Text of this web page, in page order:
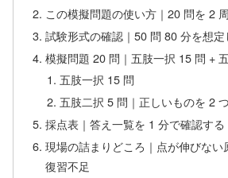
この模擬問題の使い方｜20 問を 2
試験形式の確認｜50 問 80 分を想定
模擬問題 20 問｜五肢一択 15 問 +
五肢一択 15 問
五肢二択 5 問｜正しいものを 2
採点表｜答え一覧を 1 分で確認する
現場の詰まりどころ｜点が伸びない
復習不足